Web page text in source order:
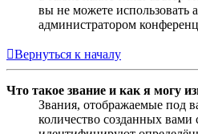
вы не можете использовать
администратором
Вернуться к началу
Что такое звание и как я могу
Звания, отображаемые под
количество созданных